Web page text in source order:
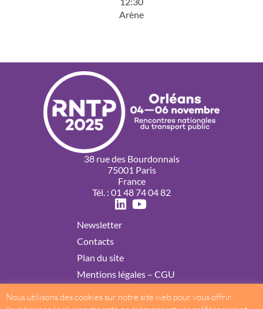
Arène
38 rue des Bourdonnais
75001 Paris
France
Tél. : 01 48 74 04 82
Newsletter
Contacts
Plan du site
Mentions légales – CGU
Politique de confidentialité
Nous utilisons des cookies sur notre site web pour vous offrir